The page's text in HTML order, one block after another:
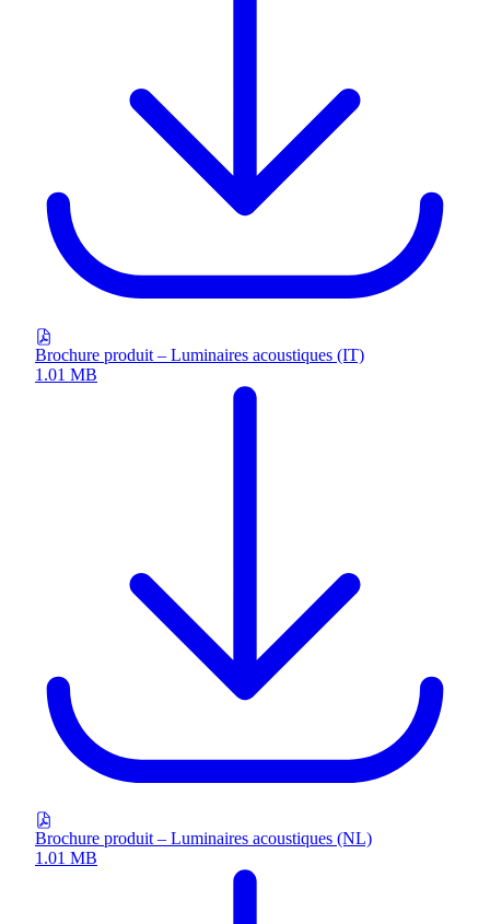
Brochure produit – Luminaires acoustiques (IT)
1.01 MB
Brochure produit – Luminaires acoustiques (NL)
1.01 MB